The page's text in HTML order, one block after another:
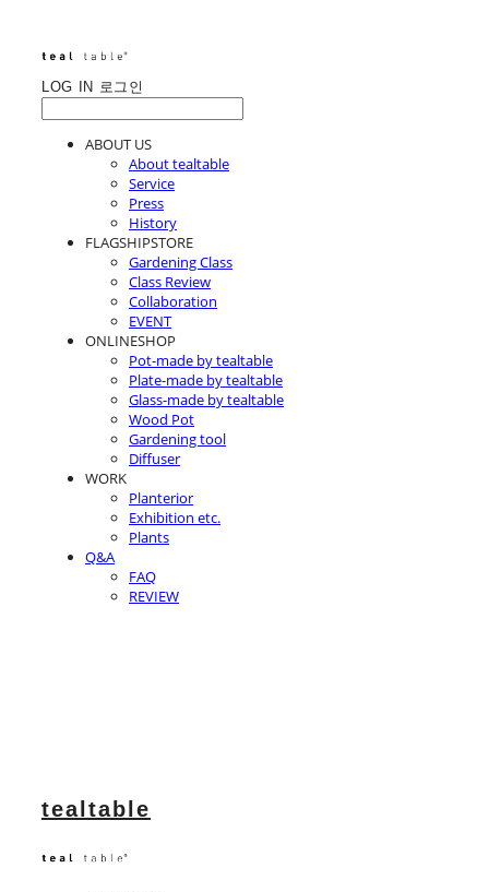
LOG IN 로그인
ABOUT US
About tealtable
Service
Press
History
FLAGSHIPSTORE
Gardening Class
Class Review
Collaboration
EVENT
ONLINESHOP
Pot-made by tealtable
Plate-made by tealtable
Glass-made by tealtable
Wood Pot
Gardening tool
Diffuser
WORK
Planterior
Exhibition etc.
Plants
Q&A
FAQ
REVIEW
tealtable